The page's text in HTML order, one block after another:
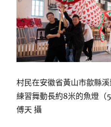
村民在安徽省黃山市歙縣
練習舞動長約8米的魚燈（
傅天 攝